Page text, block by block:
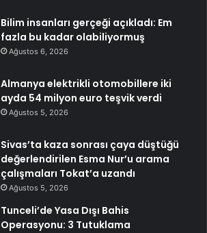
Bilim insanları gerçeği açıkladı: Em
fazla bu kadar olabiliyormuş
Ağustos 6, 2026
Almanya elektrikli otomobillere iki
ayda 54 milyon euro teşvik verdi
Ağustos 5, 2026
Sivas’ta kaza sonrası çaya düştüğü
değerlendirilen Esma Nur’u arama
çalışmaları Tokat’a uzandı
Ağustos 5, 2026
Tunceli’de Yasa Dışı Bahis
Operasyonu: 3 Tutuklama